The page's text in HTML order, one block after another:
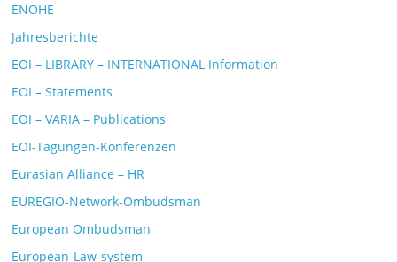
ENOHE
Jahresberichte
EOI – LIBRARY – INTERNATIONAL Information
EOI – Statements
EOI – VARIA – Publications
EOI-Tagungen-Konferenzen
Eurasian Alliance – HR
EUREGIO-Network-Ombudsman
European Ombudsman
European-Law-system